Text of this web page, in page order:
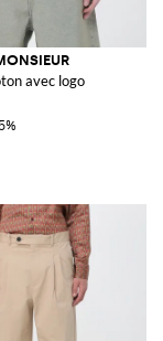
avec logo